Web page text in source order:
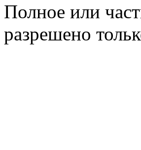
Полное или
разрешено